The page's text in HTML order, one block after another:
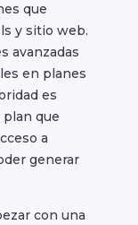
que
y sitio web.
avanzadas
en planes
es
plan que
a
generar
con una